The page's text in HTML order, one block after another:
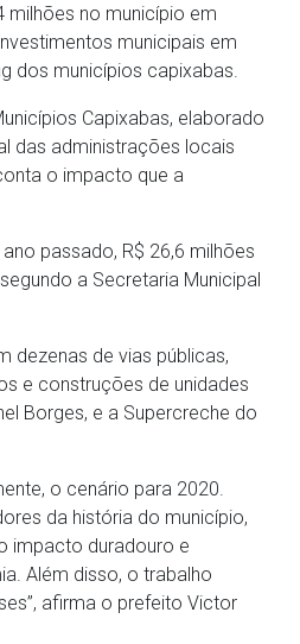
milhões no município em
municipais em
dos municípios capixabas.
Capixabas, elaborado
das administrações locais
o impacto que a
passado, R$ 26,6 milhões
a Secretaria Municipal
dezenas de vias públicas,
e construções de unidades
Borges, e a Supercreche do
o cenário para 2020.
da história do município,
impacto duradouro e
Além disso, o trabalho
afirma o prefeito Victor